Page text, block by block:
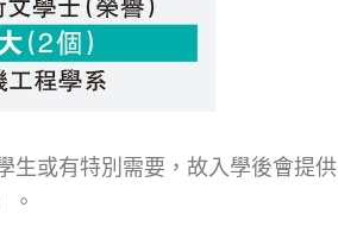
生或有特別需要，故入學後會提供
。